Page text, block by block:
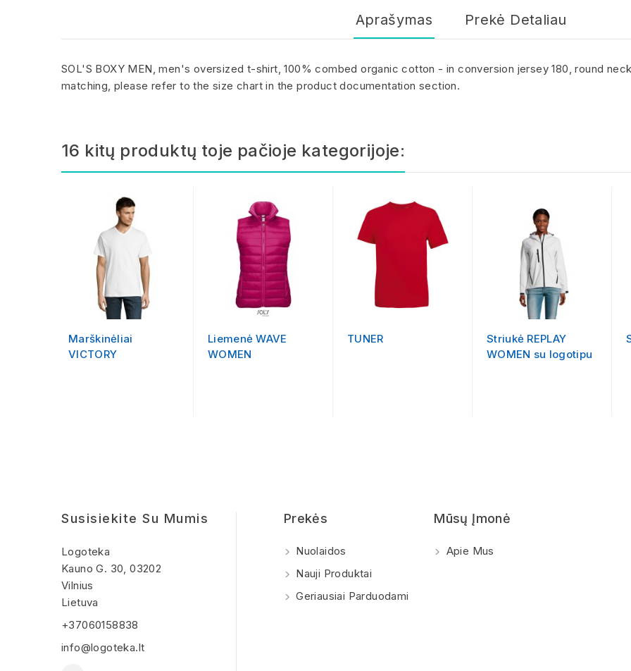
Aprašymas Prekė Detaliau
SOL'S BOXY MEN, men's oversized t-shirt, 100% combed organic cotton - in conversion jersey 180, round
matching, please refer to the size chart in the product documentation section.
16 kitų produktų toje pačioje kategorijoje:
Marškinėliai
VICTORY
Liemenė WAVE
WOMEN
TUNER
Striukė REPLAY
WOMEN su logotipu
Susisiekite Su Mumis
Logoteka
Kauno G. 30, 03202
Vilnius
Lietuva
+37060158838
info@logoteka.lt
Prekės
Nuolaidos
Nauji Produktai
Geriausiai Parduodami
Mūsų Įmonė
Apie Mus